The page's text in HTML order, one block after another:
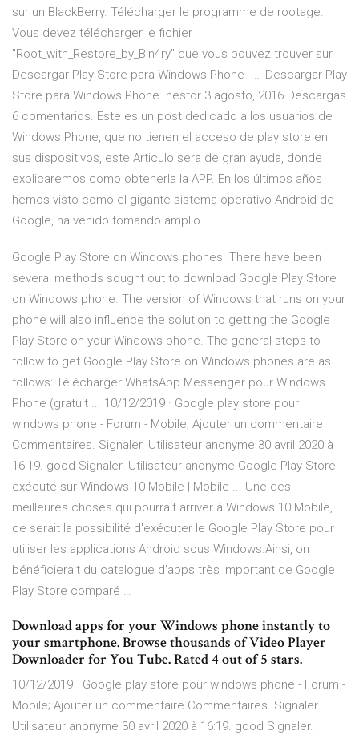
sur un BlackBerry. Télécharger le programme de rootage.
Vous devez télécharger le fichier
"Root_with_Restore_by_Bin4ry" que vous pouvez trouver sur
Descargar Play Store para Windows Phone - … Descargar Play
Store para Windows Phone. nestor 3 agosto, 2016 Descargas
6 comentarios. Este es un post dedicado a los usuarios de
Windows Phone, que no tienen el acceso de play store en
sus dispositivos, este Articulo sera de gran ayuda, donde
explicaremos como obtenerla la APP. En los últimos años
hemos visto como el gigante sistema operativo Android de
Google, ha venido tomando amplio
Google Play Store on Windows phones. There have been
several methods sought out to download Google Play Store
on Windows phone. The version of Windows that runs on your
phone will also influence the solution to getting the Google
Play Store on your Windows phone. The general steps to
follow to get Google Play Store on Windows phones are as
follows: Télécharger WhatsApp Messenger pour Windows
Phone (gratuit ... 10/12/2019 · Google play store pour
windows phone - Forum - Mobile; Ajouter un commentaire
Commentaires. Signaler. Utilisateur anonyme 30 avril 2020 à
16:19. good Signaler. Utilisateur anonyme Google Play Store
exécuté sur Windows 10 Mobile | Mobile ... Une des
meilleures choses qui pourrait arriver à Windows 10 Mobile,
ce serait la possibilité d'exécuter le Google Play Store pour
utiliser les applications Android sous Windows.Ainsi, on
bénéficierait du catalogue d'apps très important de Google
Play Store comparé …
Download apps for your Windows phone instantly to
your smartphone. Browse thousands of Video Player
Downloader for You Tube. Rated 4 out of 5 stars.
10/12/2019 · Google play store pour windows phone - Forum -
Mobile; Ajouter un commentaire Commentaires. Signaler.
Utilisateur anonyme 30 avril 2020 à 16:19. good Signaler.